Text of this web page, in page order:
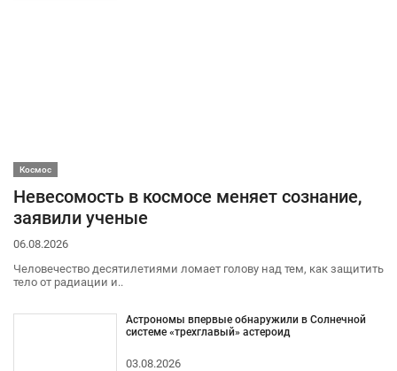
Космос
Невесомость в космосе меняет сознание,
заявили ученые
06.08.2026
Человечество десятилетиями ломает голову над тем, как защитить
тело от радиации и..
Астрономы впервые обнаружили в Солнечной
системе «трехглавый» астероид
03.08.2026